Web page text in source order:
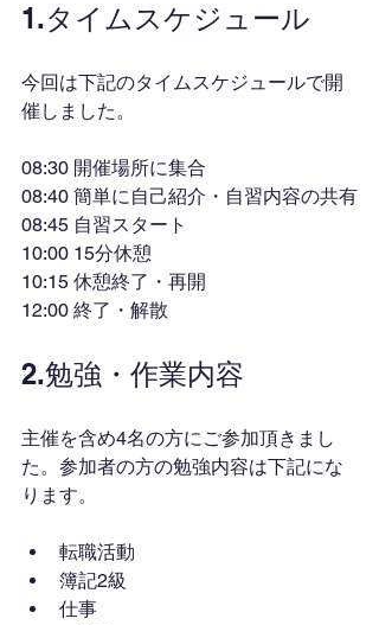
1.タイムスケジュール
今回は下記のタイムスケジュールで開
催しました。
08:30 開催場所に集合
08:40 簡単に自己紹介・自習内容の共有
08:45 自習スタート
10:00 15分休憩
10:15 休憩終了・再開
12:00 終了・解散
2.勉強・作業内容
主催を含め4名の方にご参加頂きまし
た。参加者の方の勉強内容は下記にな
ります。
転職活動
簿記2級
仕事